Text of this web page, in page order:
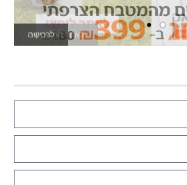
לאתר המשחקים